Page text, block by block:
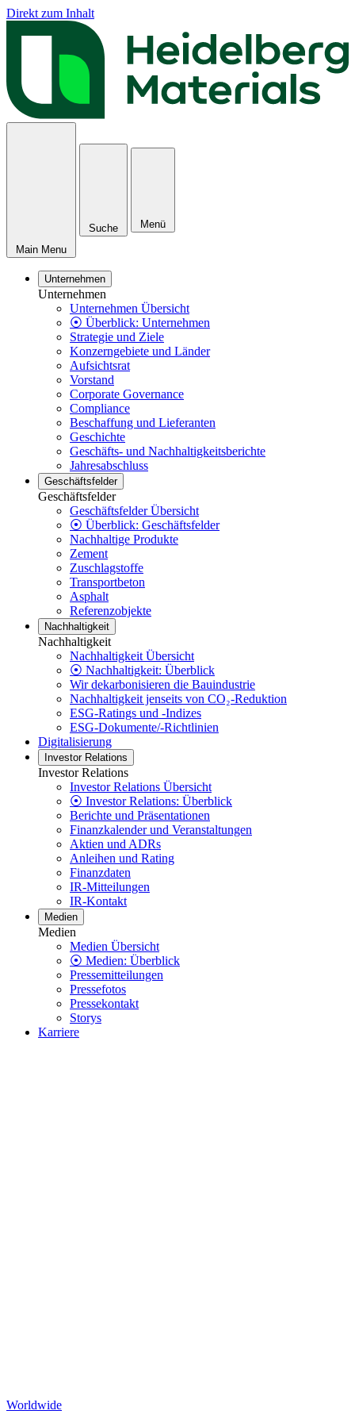
Direkt zum Inhalt
Main Menu
Suche Menü
Unternehmen
Unternehmen
Unternehmen Übersicht
⦿ Überblick: Unternehmen
Strategie und Ziele
Konzerngebiete und Länder
Aufsichtsrat
Vorstand
Corporate Governance
Compliance
Beschaffung und Lieferanten
Geschichte
Geschäfts- und Nachhaltigkeitsberichte
Jahresabschluss
Geschäftsfelder
Geschäftsfelder
Geschäftsfelder Übersicht
⦿ Überblick: Geschäftsfelder
Nachhaltige Produkte
Zement
Zuschlagstoffe
Transportbeton
Asphalt
Referenzobjekte
Nachhaltigkeit
Nachhaltigkeit
Nachhaltigkeit Übersicht
⦿ Nachhaltigkeit: Überblick
Wir dekarbonisieren die Bauindustrie
Nachhaltigkeit jenseits von CO₂-Reduktion
ESG-Ratings und -Indizes
ESG-Dokumente/-Richtlinien
Digitalisierung
Investor Relations
Investor Relations
Investor Relations Übersicht
⦿ Investor Relations: Überblick
Berichte und Präsentationen
Finanzkalender und Veranstaltungen
Aktien und ADRs
Anleihen und Rating
Finanzdaten
IR-Mitteilungen
IR-Kontakt
Medien
Medien
Medien Übersicht
⦿ Medien: Überblick
Pressemitteilungen
Pressefotos
Pressekontakt
Storys
Karriere
Worldwide